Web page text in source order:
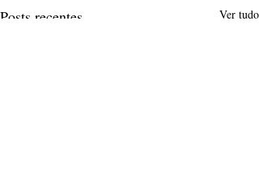
Posts recentes Ver tudo